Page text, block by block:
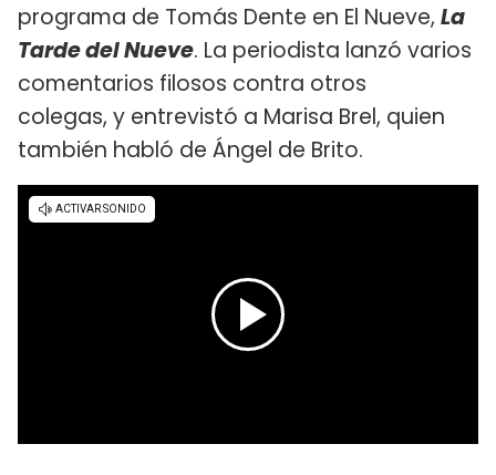
programa de Tomás Dente en El Nueve, La
Tarde del Nueve. La periodista lanzó varios
comentarios filosos contra otros
colegas, y entrevistó a Marisa Brel, quien
también habló de Ángel de Brito.